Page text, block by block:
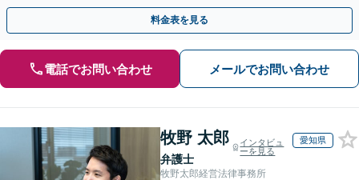
分/休日夜間相談可/WEB面談対応
料金表を見る
電話でお問い合わせ メールでお問い合わせ
牧野 太郎
弁護士
インタビュ
ーを見る
愛知県
牧野太郎経営法律事務所